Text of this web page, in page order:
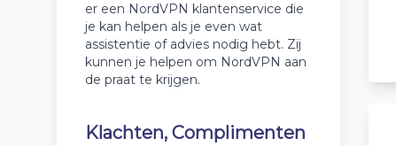
er een NordVPN klantenservice die
je kan helpen als je even wat
assistentie of advies nodig hebt. Zij
kunnen je helpen om NordVPN aan
de praat te krijgen.
Klachten, Complimenten